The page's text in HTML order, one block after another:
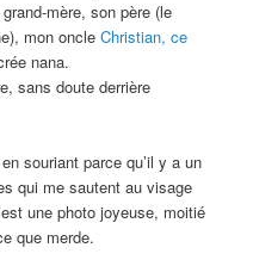
mère, son père (le
mon oncleChristian, ce
nana.
sans doute derrière
souriant parce qu’il y a un
qui me sautent au visage
une photo joyeuse, moitié
que merde.